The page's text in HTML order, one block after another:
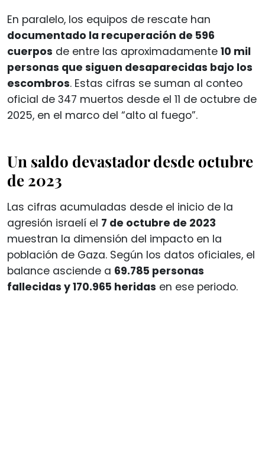
En paralelo, los equipos de rescate han
documentado la recuperación de 596
cuerpos de entre las aproximadamente 10 mil
personas que siguen desaparecidas bajo los
escombros. Estas cifras se suman al conteo
oficial de 347 muertos desde el 11 de octubre de
2025, en el marco del “alto al fuego”.
Un saldo devastador desde octubre
de 2023
Las cifras acumuladas desde el inicio de la
agresión israelí el 7 de octubre de 2023
muestran la dimensión del impacto en la
población de Gaza. Según los datos oficiales, el
balance asciende a 69.785 personas
fallecidas y 170.965 heridas en ese periodo.